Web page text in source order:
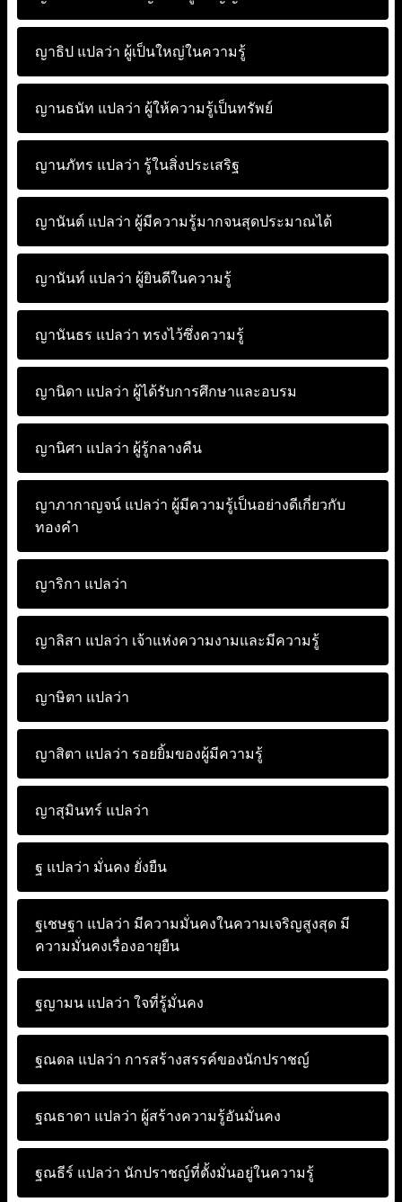
ญาธิป แปลว่า ผู้เป็นใหญ่ในความรู้
ญานธนัท แปลว่า ผู้ให้ความรู้เป็นทรัพย์
ญานภัทร แปลว่า รู้ในสิ่งประเสริฐ
ญานันต์ แปลว่า ผู้มีความรู้มากจนสุดประมาณได้
ญานันท์ แปลว่า ผู้ยินดีในความรู้
ญานันธร แปลว่า ทรงไว้ซึ่งความรู้
ญานิดา แปลว่า ผู้ได้รับการศึกษาและอบรม
ญานิศา แปลว่า ผู้รู้กลางคืน
ญาภากาญจน์ แปลว่า ผู้มีความรู้เป็นอย่างดีเกี่ยวกับ
ทองคำ
ญาริกา แปลว่า
ญาลิสา แปลว่า เจ้าแห่งความงามและมีความรู้
ญาษิตา แปลว่า
ญาสิตา แปลว่า รอยยิ้มของผู้มีความรู้
ญาสุมินทร์ แปลว่า
ฐ แปลว่า มั่นคง ยั่งยืน
ฐเชษฐา แปลว่า มีความมั่นคงในความเจริญสูงสุด มี
ความมั่นคงเรื่องอายุยืน
ฐญามน แปลว่า ใจที่รู้มั่นคง
ฐณดล แปลว่า การสร้างสรรค์ของนักปราชญ์
ฐณธาดา แปลว่า ผู้สร้างความรู้อันมั่นคง
ฐณธีร์ แปลว่า นักปราชญ์ที่ตั้งมั่นอยู่ในความรู้